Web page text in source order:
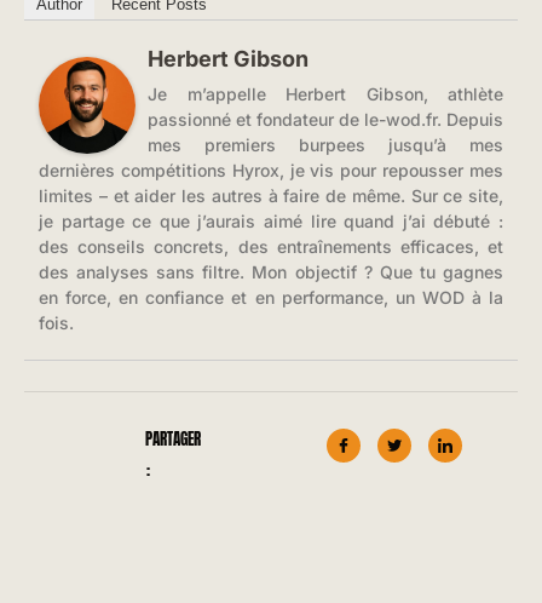
Author Recent Posts
Herbert Gibson
Je m’appelle Herbert Gibson, athlète
passionné et fondateur de le-wod.fr. Depuis
mes premiers burpees jusqu’à mes
dernières compétitions Hyrox, je vis pour repousser mes
limites – et aider les autres à faire de même. Sur ce site,
je partage ce que j’aurais aimé lire quand j’ai débuté :
des conseils concrets, des entraînements efficaces, et
des analyses sans filtre. Mon objectif ? Que tu gagnes
en force, en confiance et en performance, un WOD à la
fois.
PARTAGER
: